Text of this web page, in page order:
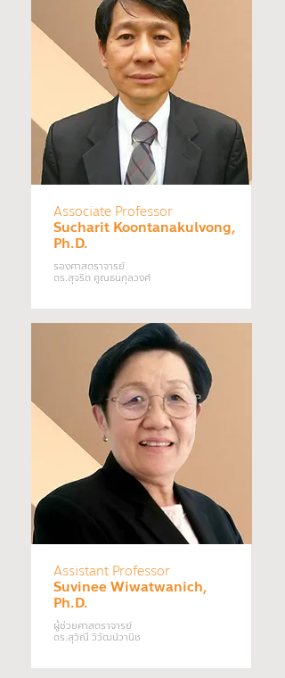
Associate Professor
Sucharit Koontanakulvong,
Ph.D.
รองศาสตราจารย์
ดร.สุจริต คูณธนกุลวงศ์
Assistant Professor
Suvinee Wiwatwanich,
Ph.D.
ผู้ช่วยศาสตราจารย์
ดร.สุวิณี วิวัฒน์วานิช